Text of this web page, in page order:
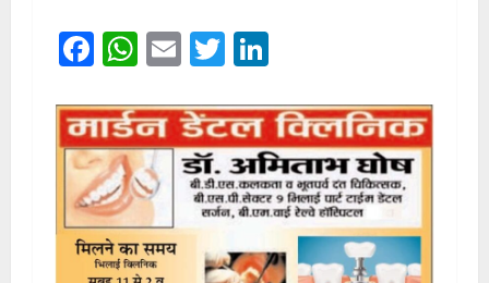
Facebook
WhatsApp
EmailTwitter